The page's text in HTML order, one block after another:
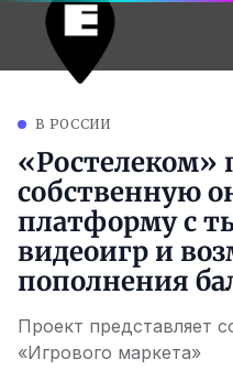
В РОССИИ
«Ростелеком»
собственную
платформу с
видеоигр и
пополнения
Проект представляет
«Игрового маркета»